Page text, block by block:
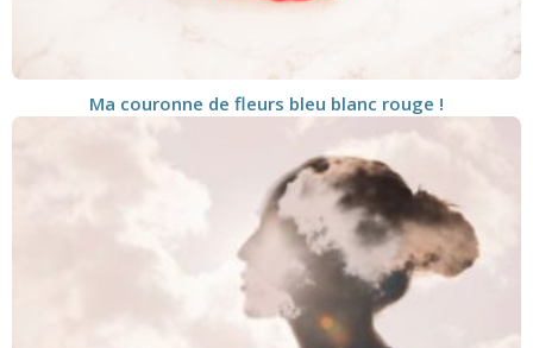
Ma couronne de fleurs bleu blanc rouge !